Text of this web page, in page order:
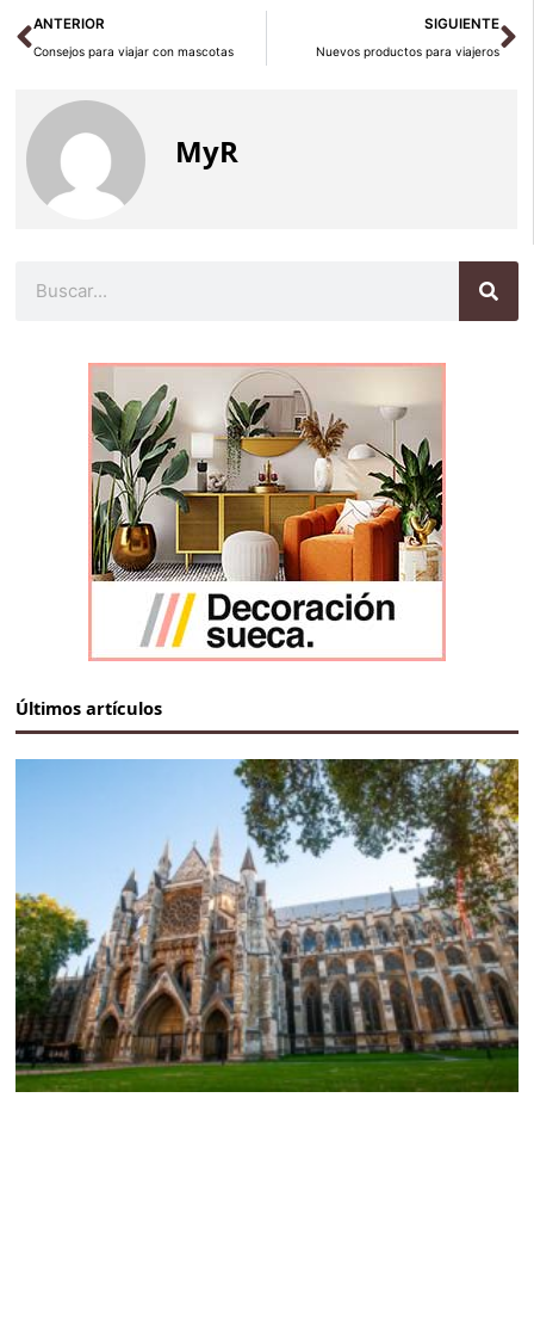
Ant
ANTERIOR
Consejos para viajar con mascotas
SIGUIENTE
Nuevos productos para viajeros
MyR
Últimos artículos